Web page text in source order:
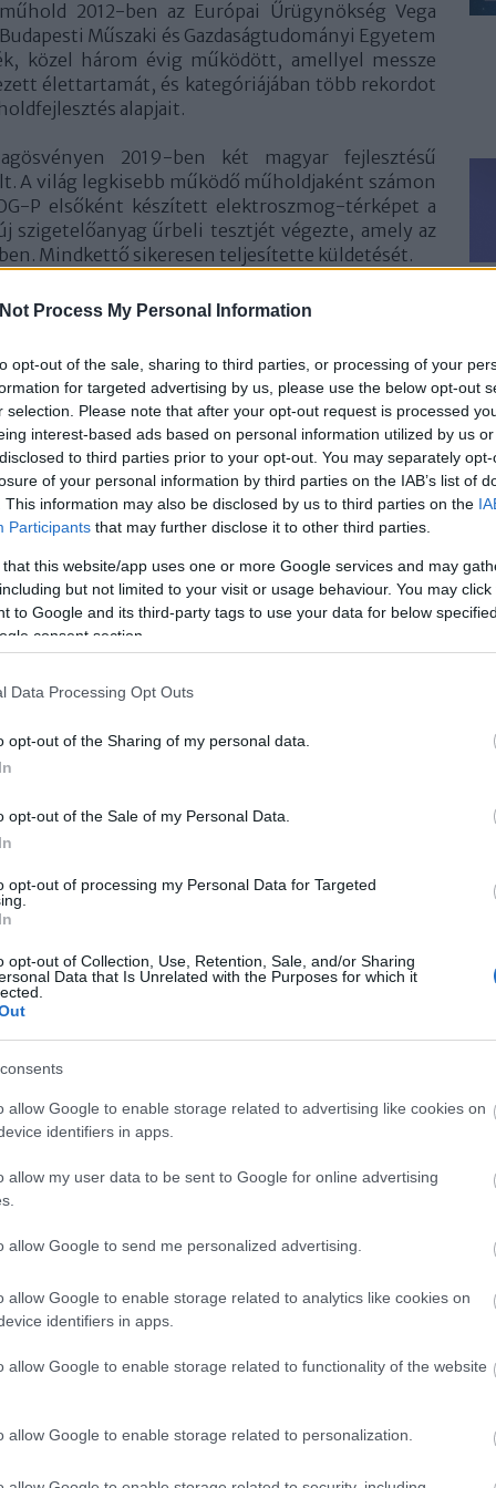
Process My Personal Information
opt-out of the sale, sharing to third parties, or processing of your
for targeted advertising by us, please use the below opt-out
selection. Please note that after your opt-out request is processed
interest-based ads based on personal information utilized by us
to third parties prior to your opt-out. You may separately
of your personal information by third parties on the IAB’s list of
This information may also be disclosed by us to third parties on the
Participants that may further disclose it to other third parties.
that this website/app uses one or more Google services and may
but not limited to your visit or usage behaviour. You may
to Google and its third-party tags to use your data for below
consent section.
Data Processing Opt Outs
opt-out of the Sharing of my personal data.
opt-out of the Sale of my Personal Data.
opt-out of processing my Personal Data for Targeted
opt-out of Collection, Use, Retention, Sale, and/or Sharing
Data that Is Unrelated with the Purposes for which it
allow Google to enable storage related to advertising like cookies on
identifiers in apps.
allow my user data to be sent to Google for online advertising
allow Google to send me personalized advertising.
allow Google to enable storage related to analytics like cookies on
identifiers in apps.
allow Google to enable storage related to functionality of the website
allow Google to enable storage related to personalization.
2012-ben az Európai Űrügynökség Vega
Műszaki és Gazdaságtudományi Egyetem
közel három évig működött, amellyel messze
élettartamát, és kategóriájában több rekordot
alapjait.
2019-ben két magyar fejlesztésű
A világ legkisebb működő műholdjaként számon
P elsőként készített elektroszmog-térképet a
szigetelőanyag űrbeli tesztjét végezte, amely az
Mindkettő sikeresen teljesítette küldetését.
Philae leszállóegységének fedélzeti vezérlő
magyar mérnökök tervezték, 2021-ben pedig
amely az űridőjárás, a kozmikus sugárzást és
A 30 centiméteres CubeSat fedélzeti rendszereit
értékes adatokat szolgáltatott a Nap viharairól.
fejlesztésű asztrofizikai kisműholdról,
rádióban hallható Sokolébresztő című
, és 2023-ban sosem látott erejű, az eddig
örökített meg. Testvére, a GRBBeta tavaly
rendszeresen fejlesztenek alkatrészeket és
űrszondákhoz és műholdakhoz, így a magyar
az imént felsoroltakon túl is, ám honfitársaink
világűrben.
1980-ban az Interkozmosz szovjet űrprogram
tartaléka volt a 2018-ban elhunyt Magyari Béla,
egy speciális epizódjábanis foglalkoztunk. Farkas a
időt töltött, ezalatt több orvosbiológiai,
kísérletet végzett.
Charles Simonyi magyar származású amerikai
két alkalommal is meglátogatta a
saját finanszírozásában vett részt az orosz
majd hetedik űrturista a világon. Ő is végzett
újabb generációs Pille műszerrel mért kozmikus
útján magyar hobbirádiósokkal is beszélgetett:
Távközlési Iskola diákjaival, 2009-ben pedig a
az első magyar műhold építésében részt vevő
űrből​ – utazásai során büszkén vállalta magyar
gyerekek által készített díjnyertes rajzot
zászlót is vitt az űrbe, amelyeket később
űrből üzenetet küldött magyar közönségének:
Heti hetescímű műsorában ahumor nagyágyúiaz
annak magyarságán élcelődtek, az akkor 23 éves
írt a szerkesztőségnek, amelyet
is olvasott, és megkövették a magyar származású
ban Fehér Anettka üzletasszony és televíziós
fedélzetén hajtott végre
30 kilométer magasra jutott, és kortántsem
100 kilométer)
számít valódi űrutazásnak.
meg, mint a valódi asztronautákét. Anettka